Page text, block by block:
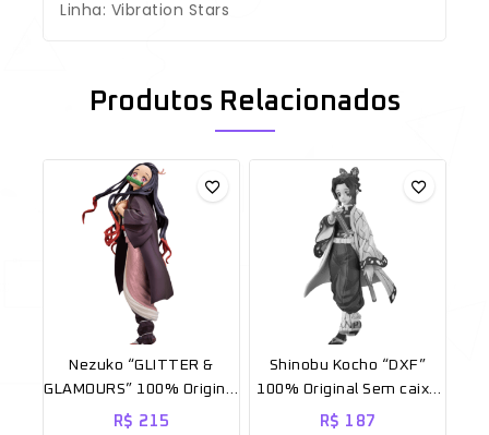
Linha: Vibration Stars
Produtos Relacionados
Nezuko “GLITTER &
GLAMOURS” 100% Original
Sem caixa [BANPRESTO]
R$ 215
Shinobu Kocho “DXF”
100% Original Sem caixa
[BANPRESTO]
R$ 187